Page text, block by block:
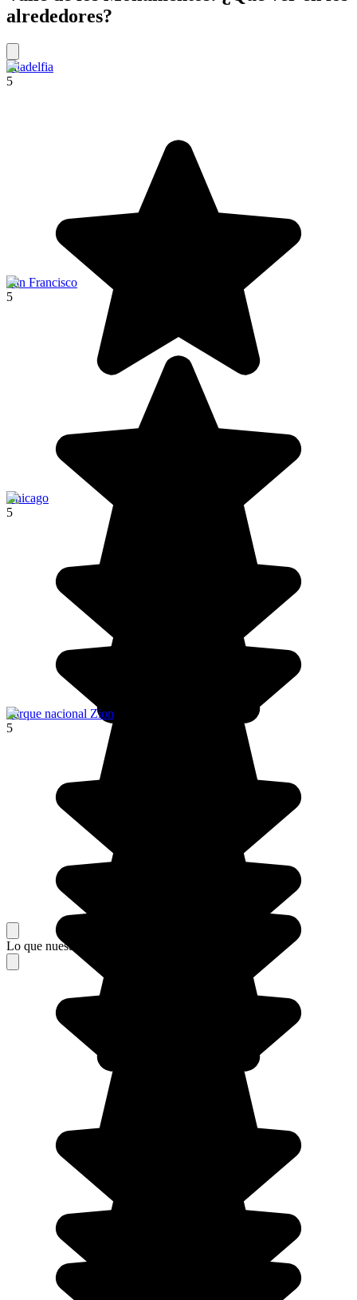
alrededores?
Filadelfia
5
San Francisco
5
Chicago
5
Parque nacional Zion
5
Lo que nuestros viajeros piensan de su estancia